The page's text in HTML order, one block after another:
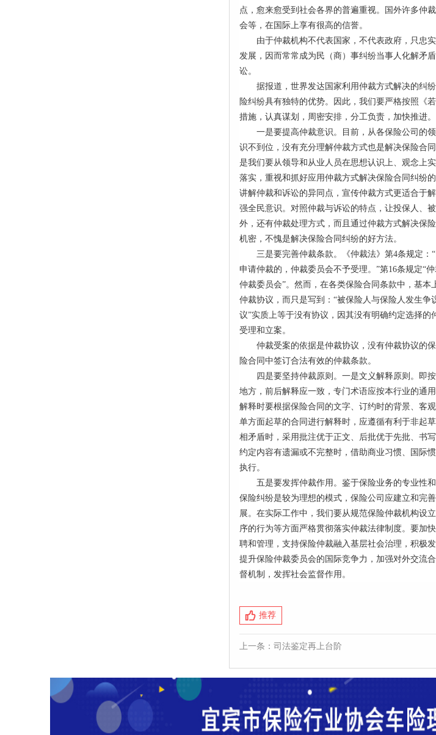
点，愈来愈受到社会各界的普遍重视。国外许多仲
会等，在国际上享有很高的信誉。
由于仲裁机构不代表国家，不代表政府，只忠
发展，因而常常成为民（商）事纠纷当事人化解矛
讼。
据报道，世界发达国家利用仲裁方式解决的纠
险纠纷具有独特的优势。因此，我们要严格按照《
措施，认真谋划，周密安排，分工负责，加快推进。
一是要提高仲裁意识。目前，从各保险公司的
识不到位，没有充分理解仲裁方式也是解决保险合
是我们要从领导和从业人员在思想认识上、观念上
落实，重视和抓好应用仲裁方式解决保险合同纠纷
讲解仲裁和诉讼的异同点，宣传仲裁方式更适合于
强全民意识。对照仲裁与诉讼的特点，让投保人、
外，还有仲裁处理方式，而且通过仲裁方式解决保
机密，不愧是解决保险合同纠纷的好方法。
三是要完善仲裁条款。《仲裁法》第4条规定：
申请仲裁的，仲裁委员会不予受理。”第16条规定“
仲裁委员会”。然而，在各类保险合同条款中，基
仲裁协议，而只是写到：“被保险人与保险人发生
议”实质上等于没有协议，因其没有明确约定选择
受理和立案。
仲裁受案的依据是仲裁协议，没有仲裁协议的
险合同中签订合法有效的仲裁条款。
四是要坚持仲裁原则。一是文义解释原则。即
地方，前后解释应一致，专门术语应按本行业的通
解释时要根据保险合同的文字、订约时的背景、客
单方面起草的合同进行解释时，应遵循有利于非起
相矛盾时，采用批注优于正文、后批优于先批、书
约定内容有遗漏或不完整时，借助商业习惯、国际
执行。
五是要发挥仲裁作用。鉴于保险业务的专业性
保险纠纷是较为理想的模式，保险公司应建立和完
展。在实际工作中，我们要从规范保险仲裁机构设
序的行为等方面严格贯彻落实仲裁法律制度。要加
聘和管理，支持保险仲裁融入基层社会治理，积极
提升保险仲裁委员会的国际竞争力，加强对外交流
督机制，发挥社会监督作用。
推荐
上一条： 司法鉴定再上台阶